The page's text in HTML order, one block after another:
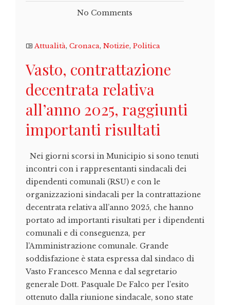
No Comments
Attualità, Cronaca, Notizie, Politica
Vasto, contrattazione
decentrata relativa
all’anno 2025, raggiunti
importanti risultati
Nei giorni scorsi in Municipio si sono tenuti
incontri con i rappresentanti sindacali dei
dipendenti comunali (RSU) e con le
organizzazioni sindacali per la contrattazione
decentrata relativa all’anno 2025, che hanno
portato ad importanti risultati per i dipendenti
comunali e di conseguenza, per
l’Amministrazione comunale. Grande
soddisfazione è stata espressa dal sindaco di
Vasto Francesco Menna e dal segretario
generale Dott. Pasquale De Falco per l’esito
ottenuto dalla riunione sindacale, sono state